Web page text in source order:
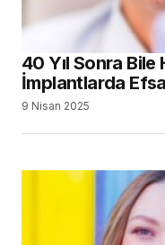
40 Yıl Sonra Bile
İmplantlarda
9 Nisan 2025